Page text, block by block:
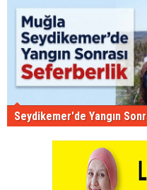
Seydikemer'de Yangın